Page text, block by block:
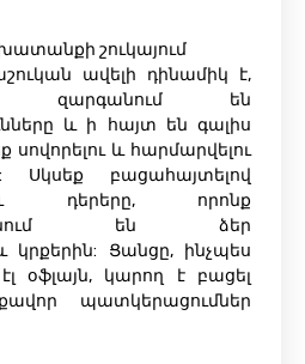
շուկայում
ավելի դինամիկ է,
զարգանում են
և ի հայտ են գալիս
սովորելու և հարմարվելու
Սկսեք բացահայտելով
դերերը, որոնք
են ձեր
կրքերին: Ցանցը, ինչպես
օֆլայն, կարող է բացել
պատկերացումներ